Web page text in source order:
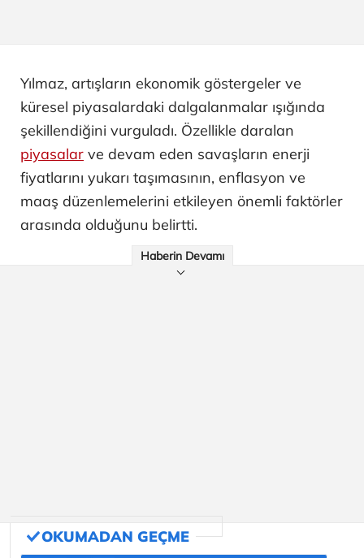
Yılmaz, artışların ekonomik göstergeler ve
küresel piyasalardaki dalgalanmalar ışığında
şekillendiğini vurguladı. Özellikle daralan
piyasalar ve devam eden savaşların enerji
fiyatlarını yukarı taşımasının, enflasyon ve
maaş düzenlemelerini etkileyen önemli faktörler
arasında olduğunu belirtti.
Haberin Devamı